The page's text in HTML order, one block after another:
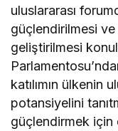
uluslararası
güçlendirilmesi ve
geliştirilmesi
katılımın ülkenin
potansiyelini
güçlendirmek için